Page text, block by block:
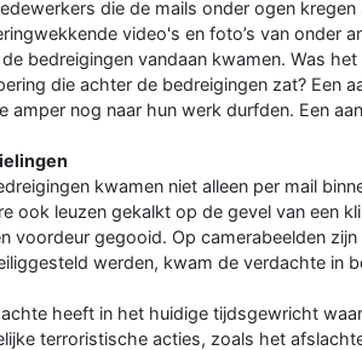
die de mails onder ogen
video's en foto’s van onder
bedreigingen vandaan kwamen. Was
die achter de bedreigingen zat? Een
amper nog naar hun werk durfden. Een
kwamen niet alleen per mail
ook leuzen gekalkt op de gevel van een
voordeur gegooid. Op camerabeelden
werden, kwam de verdachte in
heeft in het huidige tijdsgewricht
terroristische acties, zoals het